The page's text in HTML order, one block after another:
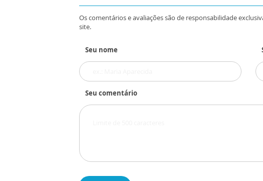
Os comentários e avaliações são de responsabilidade
site.
Seu nome
Seu comentário